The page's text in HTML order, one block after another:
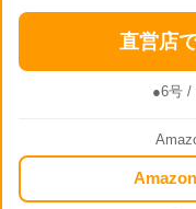
直営店
●6号/